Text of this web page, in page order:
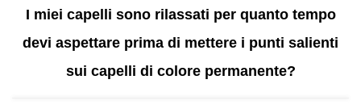
I miei capelli sono rilassati per quanto tempo
devi aspettare prima di mettere i punti salienti
sui capelli di colore permanente?